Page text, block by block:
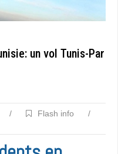
un vol Tunis-Par
/ Flash info
/